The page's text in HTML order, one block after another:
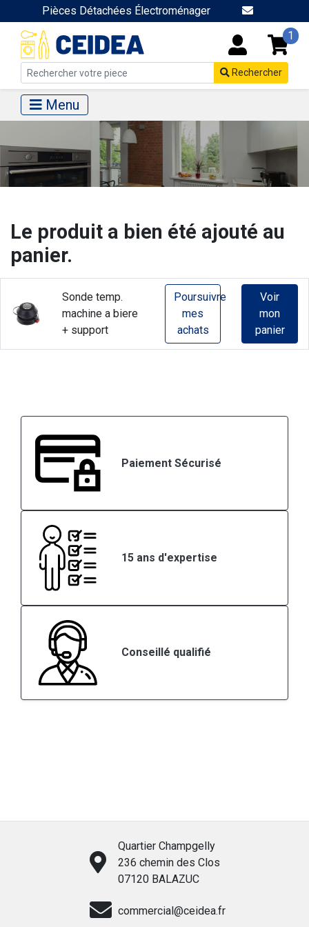
Pièces Détachées Électroménager
Rechercher
1
Menu
Le produit a bien été ajouté au
panier.
Sonde temp.
machine a biere
+ support
Poursuivre
mes
achats
Voir
mon
panier
Paiement Sécurisé
15 ans d'expertise
Conseillé qualifié
Quartier Champgelly
236 chemin des Clos
07120 BALAZUC
commercial@ceidea.fr